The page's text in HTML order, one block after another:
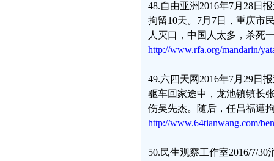
48.自由亚洲2016年7月28日
拘留10天。7月7日，重庆市
人灭口，中国人太多，杀死
http://www.rfa.org/mandarin/
49.六四天网2016年7月29日
驱车回家途中，龙池镇镇长
伤吴先杰。随后，任昌福遭
http://www.64tianwang.com/
50.民生观察工作室2016/7/